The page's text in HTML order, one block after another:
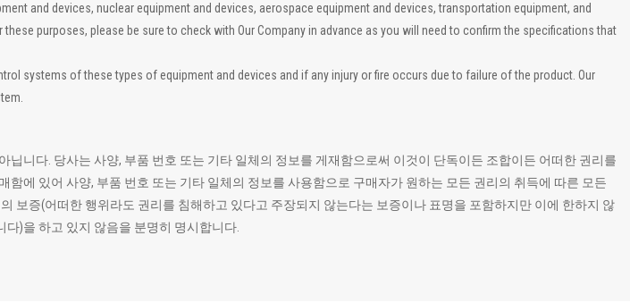
and devices, nuclear equipment and devices, aerospace equipment and devices, transportation equipment, and
purposes, please be sure to check with Our Company in advance as you will need to confirm the specifications that
systems of these types of equipment and devices and if any injury or fire occurs due to failure of the product. Our
니다. 당사는 사양, 부품 번호 또는 기타 일체의 정보를 게재함으로써 이것이 단독이든 조합이든 어떠한 권리를
에 있어 사양, 부품 번호 또는 기타 일체의 정보를 사용함으로 구매자가 원하는 모든 권리의 취득에 따른 모든
보증(어떠한 행위라도 권리를 침해하고 있다고 주장되지 않는다는 보증이나 표명을 포함하지만 이에 한하지 않
)을 하고 있지 않음을 분명히 명시합니다.